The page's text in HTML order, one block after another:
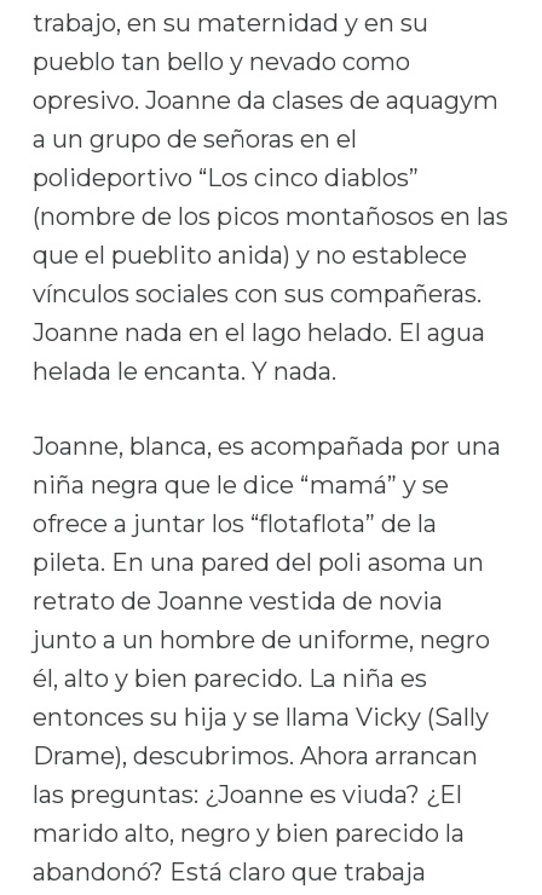
trabajo, en su maternidad y en su
pueblo tan bello y nevado como
opresivo. Joanne da clases de aquagym
a un grupo de señoras en el
polideportivo “Los cinco diablos”
(nombre de los picos montañosos en las
que el pueblito anida) y no establece
vínculos sociales con sus compañeras.
Joanne nada en el lago helado. El agua
helada le encanta. Y nada.
Joanne, blanca, es acompañada por una
niña negra que le dice “mamá” y se
ofrece a juntar los “flotaflota” de la
pileta. En una pared del poli asoma un
retrato de Joanne vestida de novia
junto a un hombre de uniforme, negro
él, alto y bien parecido. La niña es
entonces su hija y se llama Vicky (Sally
Drame), descubrimos. Ahora arrancan
las preguntas: ¿Joanne es viuda? ¿El
marido alto, negro y bien parecido la
abandonó? Está claro que trabaja